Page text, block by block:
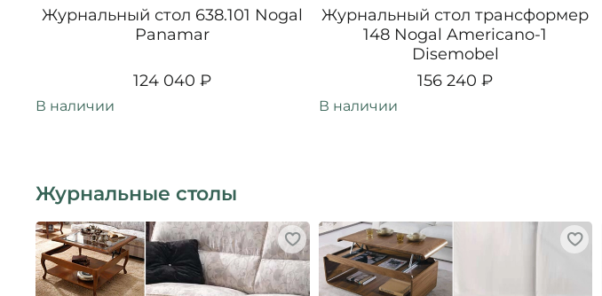
Журнальный стол 638.101 Nogal
Panamar
124 040 ₽
В наличии
Журнальный стол трансформер
148 Nogal Americano-1
Disemobel
156 240 ₽
В наличии
Журнальные столы